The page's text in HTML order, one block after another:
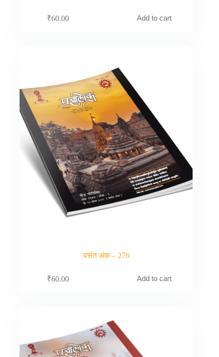
₹60.00 Add to cart
वसंत अंक – 276
₹60.00 Add to cart